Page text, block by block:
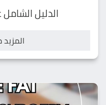
الدليل